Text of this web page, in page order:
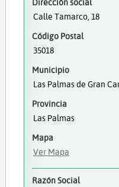
Calle Tamarco, 18
Código Postal
35018
Municipio
Las Palmas de Gran
Provincia
Las Palmas
Mapa
Ver Mapa
Razón Social